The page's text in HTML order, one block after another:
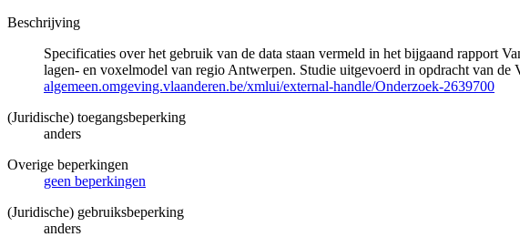
Beschrijving
Specificaties over het gebruik van de data staan vermeld in het bijgaand
lagen- en voxelmodel van regio Antwerpen. Studie uitgevoerd in opdracht van
algemeen.omgeving.vlaanderen.be/xmlui/external-handle/Onderzoek-2639700
(Juridische) toegangsbeperking
anders
Overige beperkingen
geen beperkingen
(Juridische) gebruiksbeperking
anders